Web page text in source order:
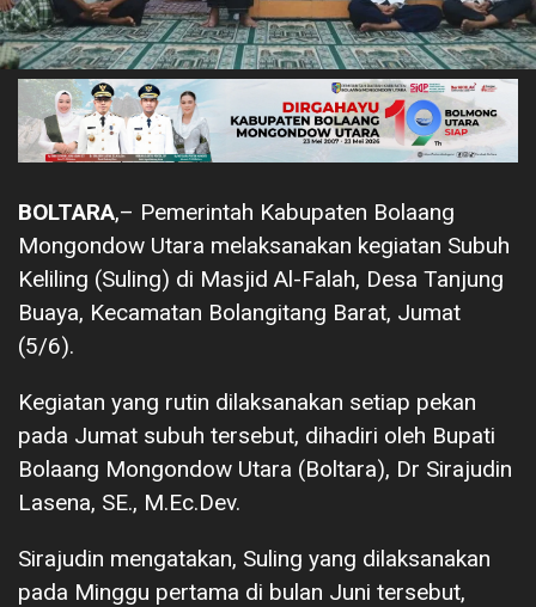
BOLTARA,– Pemerintah Kabupaten Bolaang
Mongondow Utara melaksanakan kegiatan Subuh
Keliling (Suling) di Masjid Al-Falah, Desa Tanjung
Buaya, Kecamatan Bolangitang Barat, Jumat
(5/6).
Kegiatan yang rutin dilaksanakan setiap pekan
pada Jumat subuh tersebut, dihadiri oleh Bupati
Bolaang Mongondow Utara (Boltara), Dr Sirajudin
Lasena, SE., M.Ec.Dev.
Sirajudin mengatakan, Suling yang dilaksanakan
pada Minggu pertama di bulan Juni tersebut,